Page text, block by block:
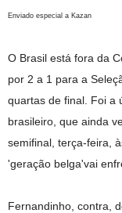
Enviado especial a Kazan
O Brasil está fora da
por 2 a 1 para a
quartas de final. Foi a
brasileiro, que ainda
semifinal, terça-feira,
'geração belga'vai
Fernandinho, contra,